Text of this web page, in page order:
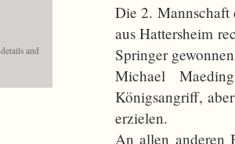
Die 2. Mannschaft
aus Hattersheim
Springer
Michael
Königsangriff,
erzielen.
An allen anderen